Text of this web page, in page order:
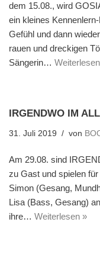
dem 15.08., wird
ein kleines
Gefühl und dann
rauen und dreckigen
Sängerin…
IRGENDWO IM
31. Juli 2019 von
Am 29.08. sind
zu Gast und spielen
Simon (Gesang,
Lisa (Bass, Gesang)
ihre… Weiterlesen »